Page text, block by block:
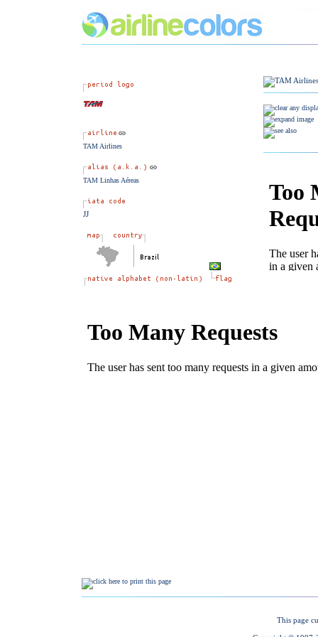
TAM Airlines
TAM Linhas Aéreas
JJ
This page